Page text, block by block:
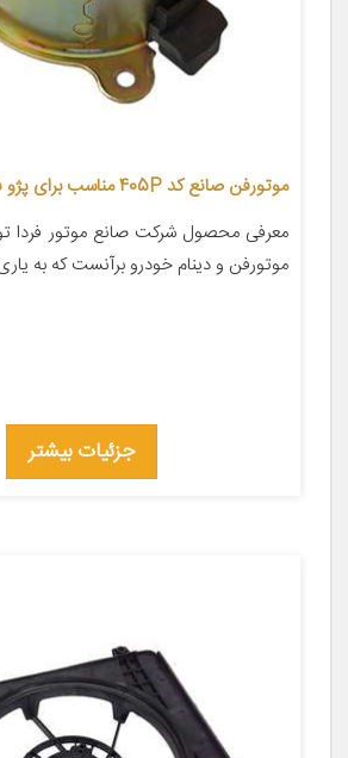
موتورفن صانع کد 405P مناسب برای پژو 405
معرفی محصول شرکت صانع موتور فردا
موتورفن و دینام خودرو برآنست که به
جزئیات بیشتر